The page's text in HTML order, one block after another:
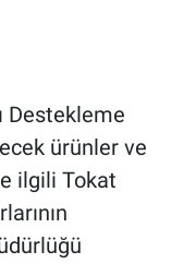
Destekleme
ürünler ve
ilgili Tokat